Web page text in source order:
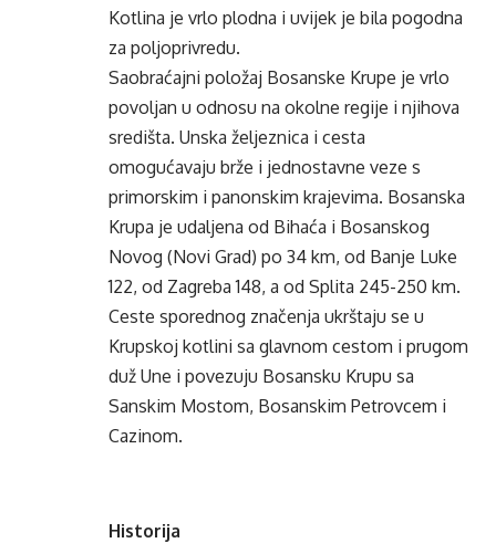
Kotlina je vrlo plodna i uvijek je bila pogodna
za poljoprivredu.
Saobraćajni položaj Bosanske Krupe je vrlo
povoljan u odnosu na okolne regije i njihova
središta. Unska željeznica i cesta
omogućavaju brže i jednostavne veze s
primorskim i panonskim krajevima. Bosanska
Krupa je udaljena od Bihaća i Bosanskog
Novog (Novi Grad) po 34 km, od Banje Luke
122, od Zagreba 148, a od Splita 245-250 km.
Ceste sporednog značenja ukrštaju se u
Krupskoj kotlini sa glavnom cestom i prugom
duž Une i povezuju Bosansku Krupu sa
Sanskim Mostom, Bosanskim Petrovcem i
Cazinom.
Historija